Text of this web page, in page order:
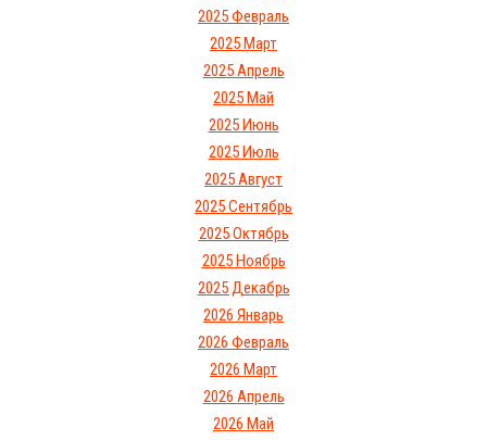
2025 Февраль
2025 Март
2025 Апрель
2025 Май
2025 Июнь
2025 Июль
2025 Август
2025 Сентябрь
2025 Октябрь
2025 Ноябрь
2025 Декабрь
2026 Январь
2026 Февраль
2026 Март
2026 Апрель
2026 Май